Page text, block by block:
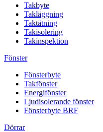
Takbyte
Takläggning
Taktätning
Takisolering
Takinspektion
Fönster
Fönsterbyte
Takfönster
Energifönster
Ljudisolerande fönster
Fönsterbyte BRF
Dörrar